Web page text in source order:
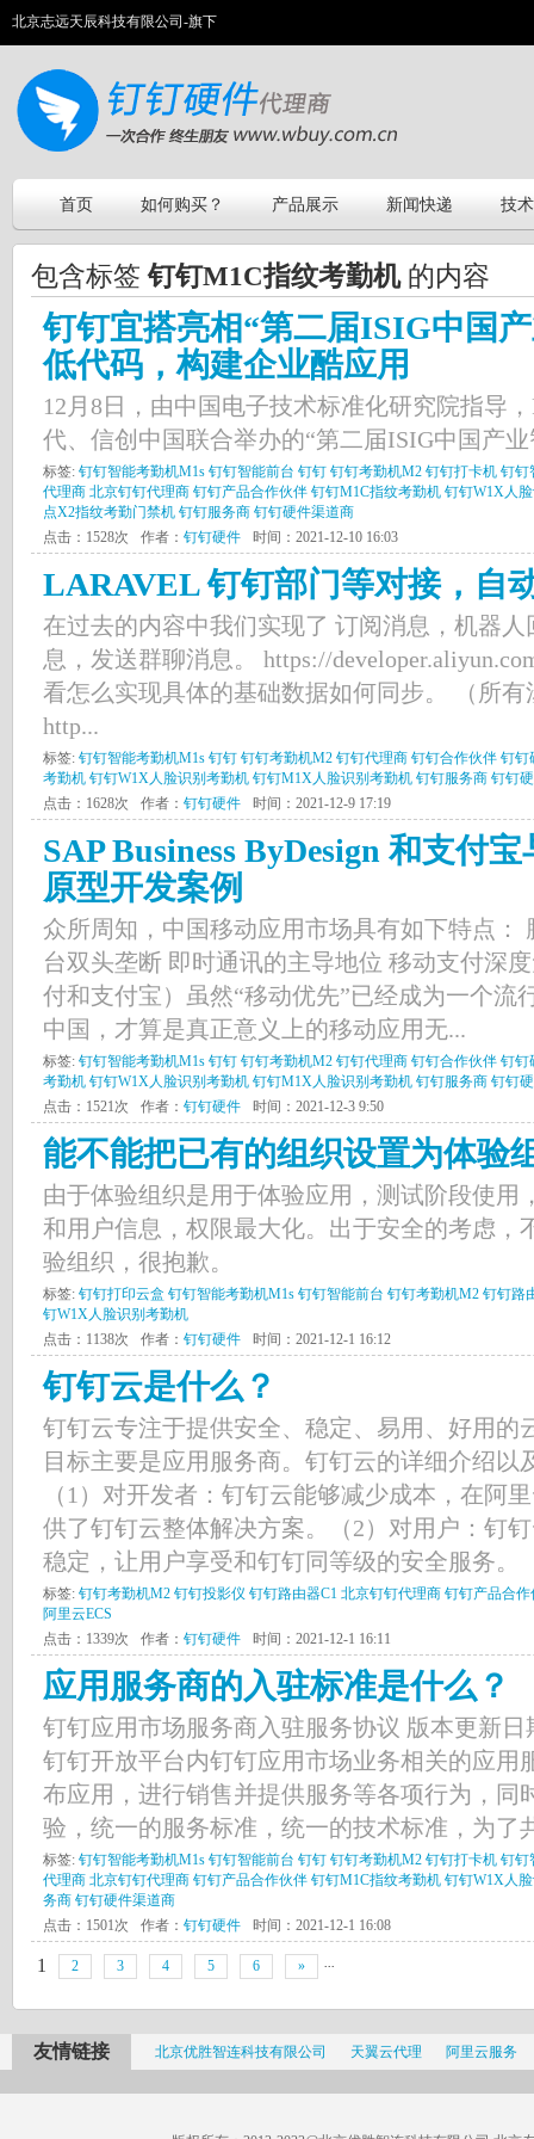
北京志远天辰科技有限公司-旗下
首页 如何购买？ 产品展示 新闻快递 技
包含标签钉钉M1C指纹考勤机的内容
钉钉宜搭亮相“第二届ISIG中国
低代码，构建企业酷应用
12月8日，由中国电子技术标准化研究院指导
代、信创中国联合举办的“第二届ISIG中国产
标签: 钉钉智能考勤机M1s 钉钉智能前台 钉钉 钉钉考勤机M2 钉钉打卡机 钉钉
代理商 北京钉钉代理商 钉钉产品合作伙伴 钉钉M1C指纹考勤机 钉钉W1X人
点X2指纹考勤门禁机 钉钉服务商 钉钉硬件渠道商
点击：1528次
作者： 钉钉硬件 时间：2021-12-10 16:03
LARAVEL 钉钉部门等对接，自
在过去的内容中我们实现了 订阅消息，机器
息，发送群聊消息。 https://
看怎么实现具体的基础数据如何同步。 （所
http...
标签: 钉钉智能考勤机M1s 钉钉 钉钉考勤机M2 钉钉代理商 钉钉合作伙伴 钉钉
考勤机 钉钉W1X人脸识别考勤机 钉钉M1X人脸识别考勤机 钉钉服务商 钉钉
点击：1628次
作者： 钉钉硬件 时间：2021-12-9 17:19
SAP Business ByDesign 和支付
原型开发案例
众所周知，中国移动应用市场具有如下特点：
台双头垄断 即时通讯的主导地位 移动支付深
付和支付宝）虽然“移动优先”已经成为一个流
中国，才算是真正意义上的移动应用无...
标签: 钉钉智能考勤机M1s 钉钉 钉钉考勤机M2 钉钉代理商 钉钉合作伙伴 钉钉
考勤机 钉钉W1X人脸识别考勤机 钉钉M1X人脸识别考勤机 钉钉服务商 钉钉
点击：1521次
作者： 钉钉硬件 时间：2021-12-3 9:50
能不能把已有的组织设置为体验
由于体验组织是用于体验应用，测试阶段使用
和用户信息，权限最大化。出于安全的考虑，
验组织，很抱歉。
标签: 钉钉打印云盒 钉钉智能考勤机M1s 钉钉智能前台 钉钉考勤机M2 钉钉路
钉W1X人脸识别考勤机
点击：1138次
作者： 钉钉硬件 时间：2021-12-1 16:12
钉钉云是什么？
钉钉云专注于提供安全、稳定、易用、好用的
目标主要是应用服务商。钉钉云的详细介绍以
（1）对开发者：钉钉云能够减少成本，在阿
供了钉钉云整体解决方案。（2）对用户：钉
稳定，让用户享受和钉钉同等级的安全服务。
标签: 钉钉考勤机M2 钉钉投影仪 钉钉路由器C1 北京钉钉代理商 钉钉产品合作
阿里云ECS
点击：1339次
作者： 钉钉硬件 时间：2021-12-1 16:11
应用服务商的入驻标准是什么？
钉钉应用市场服务商入驻服务协议 版本更新日
钉钉开放平台内钉钉应用市场业务相关的应用
布应用，进行销售并提供服务等各项行为，同
验，统一的服务标准，统一的技术标准，为了
标签: 钉钉智能考勤机M1s 钉钉智能前台 钉钉 钉钉考勤机M2 钉钉打卡机 钉钉
代理商 北京钉钉代理商 钉钉产品合作伙伴 钉钉M1C指纹考勤机 钉钉W1X人
务商 钉钉硬件渠道商
点击：1501次
作者： 钉钉硬件 时间：2021-12-1 16:08
1 2 3 4 5 6 ...
»
友情链接 北京优胜智连科技有限公司 天翼云代理 阿里云服务